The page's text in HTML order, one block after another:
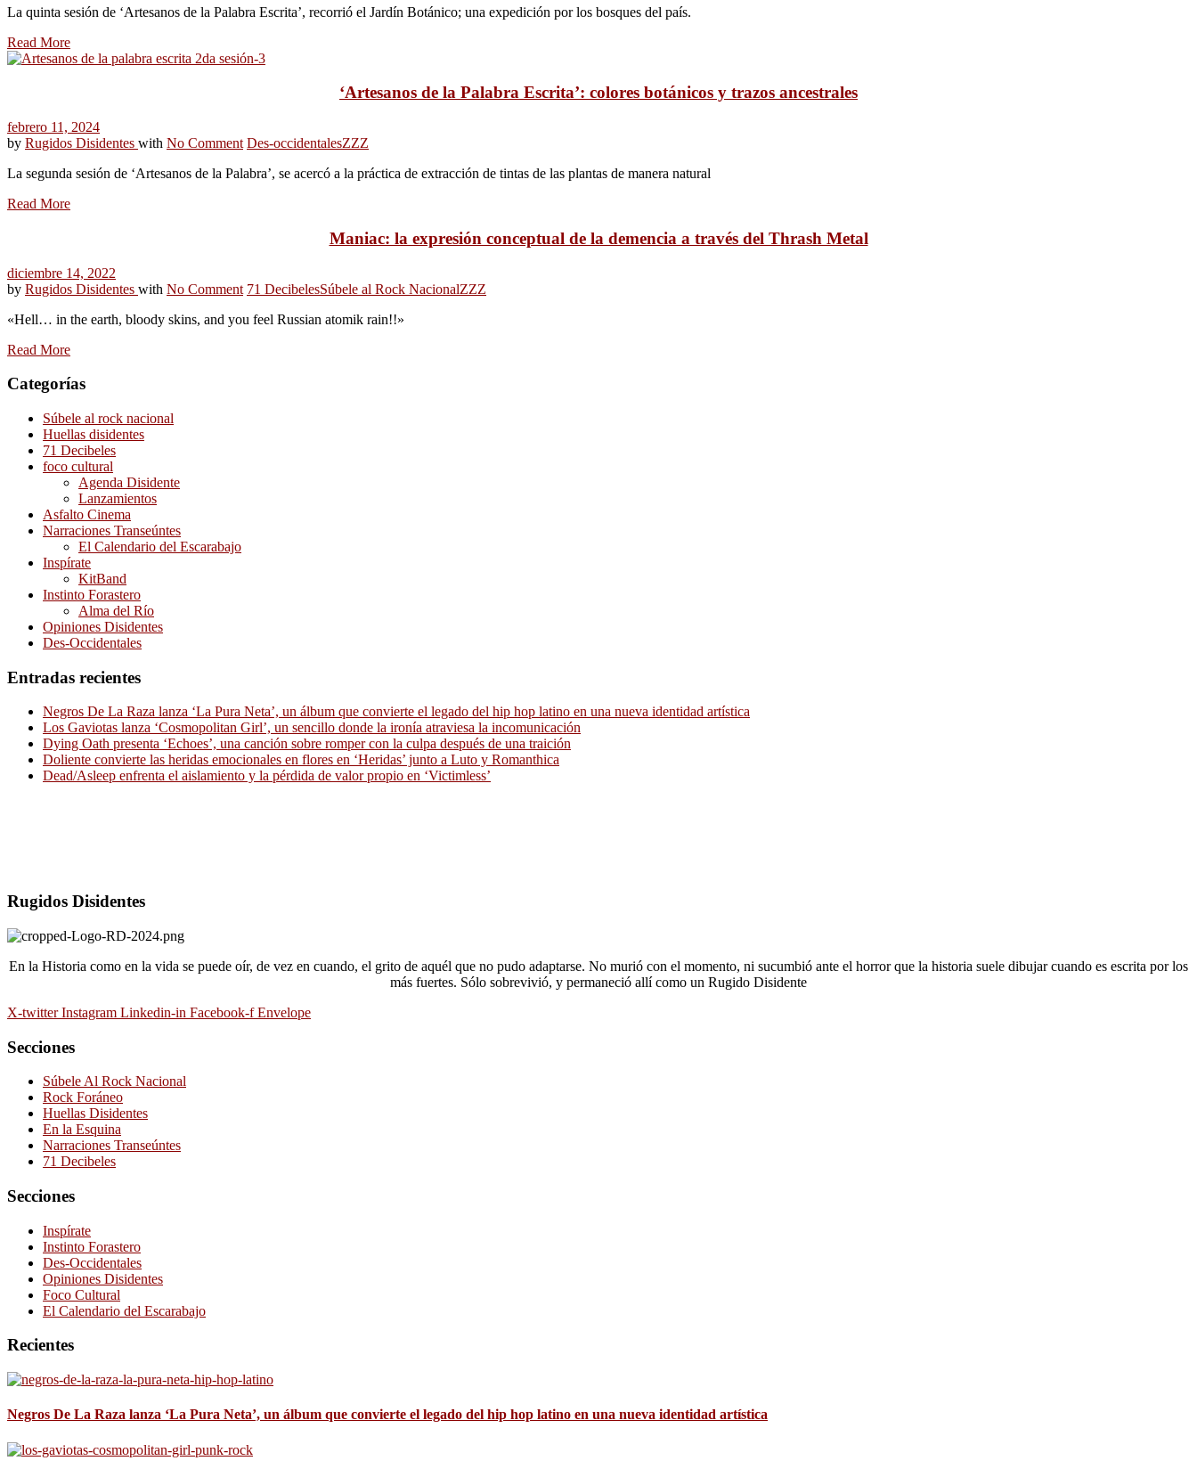
La quinta sesión de ‘Artesanos de la Palabra Escrita’, recorrió el Jardín Botánico; una expedición por los bosques del país.
Read More
‘Artesanos de la Palabra Escrita’: colores botánicos y trazos ancestrales
febrero 11, 2024
by Rugidos Disidentes with No Comment Des-occidentalesZZZ
La segunda sesión de ‘Artesanos de la Palabra’, se acercó a la práctica de extracción de tintas de las plantas de manera natural
Read More
Maniac: la expresión conceptual de la demencia a través del Thrash Metal
diciembre 14, 2022
by Rugidos Disidentes with No Comment 71 DecibelesSúbele al Rock NacionalZZZ
«Hell… in the earth, bloody skins, and you feel Russian atomik rain!!»
Read More
Categorías
Súbele al rock nacional
Huellas disidentes
71 Decibeles
foco cultural
Agenda Disidente
Lanzamientos
Asfalto Cinema
Narraciones Transeúntes
El Calendario del Escarabajo
Inspírate
KitBand
Instinto Forastero
Alma del Río
Opiniones Disidentes
Des-Occidentales
Entradas recientes
Negros De La Raza lanza ‘La Pura Neta’, un álbum que convierte el legado del hip hop latino en una nueva identidad artística
Los Gaviotas lanza ‘Cosmopolitan Girl’, un sencillo donde la ironía atraviesa la incomunicación
Dying Oath presenta ‘Echoes’, una canción sobre romper con la culpa después de una traición
Doliente convierte las heridas emocionales en flores en ‘Heridas’ junto a Luto y Romanthica
Dead/Asleep enfrenta el aislamiento y la pérdida de valor propio en ‘Victimless’
Rugidos Disidentes
En la Historia como en la vida se puede oír, de vez en cuando, el grito de aquél que no pudo adaptarse. No murió con el momento, ni sucumbió ante el horror que la historia suele dibujar cuando es escrita por los
más fuertes. Sólo sobrevivió, y permaneció allí como un Rugido Disidente
X-twitter Instagram Linkedin-in Facebook-f Envelope
Secciones
Súbele Al Rock Nacional
Rock Foráneo
Huellas Disidentes
En la Esquina
Narraciones Transeúntes
71 Decibeles
Secciones
Inspírate
Instinto Forastero
Des-Occidentales
Opiniones Disidentes
Foco Cultural
El Calendario del Escarabajo
Recientes
Negros De La Raza lanza ‘La Pura Neta’, un álbum que convierte el legado del hip hop latino en una nueva identidad artística